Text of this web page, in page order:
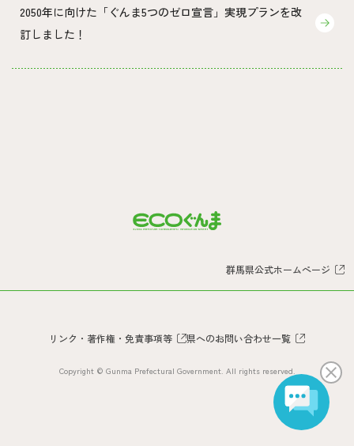
2050年に向けた「ぐんま5つのゼロ宣言」実現プランを改
訂しました！
群馬県公式ホームぺージ
リンク・著作権・免責事項等 県へのお問い合わせ一覧
Copyright © Gunma Prefectural Government. All rights reserved.